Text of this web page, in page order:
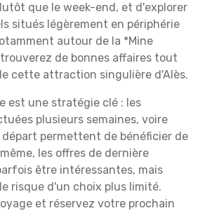
que le week-end, et d'explorer
situés légèrement en périphérie
autour de la *Mine
de bonnes affaires tout
cette attraction singulière d'Alès.
est une stratégie clé : les
plusieurs semaines, voire
permettent de bénéficier de
les offres de dernière
être intéressantes, mais
risque d'un choix plus limité.
et réservez votre prochain